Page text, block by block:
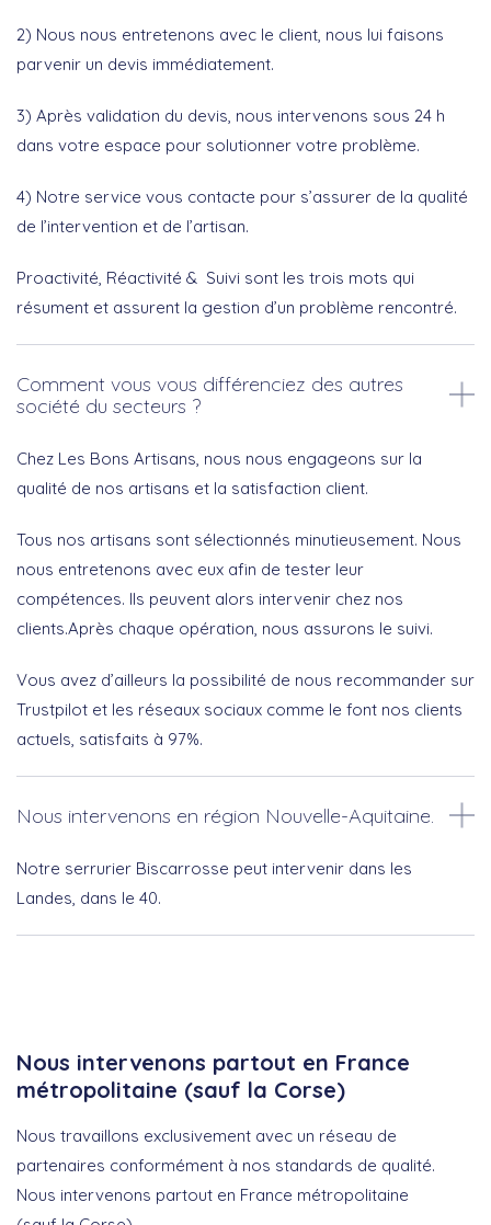
2) Nous nous entretenons avec le client, nous lui faisons
parvenir un devis immédiatement.
3) Après validation du devis, nous intervenons sous 24 h
dans votre espace pour solutionner votre problème.
4) Notre service vous contacte pour s’assurer de la qualité
de l’intervention et de l’artisan.
Proactivité, Réactivité & Suivi sont les trois mots qui
résument et assurent la gestion d’un problème rencontré.
Comment vous vous différenciez des autres
société du secteurs ?
Chez Les Bons Artisans, nous nous engageons sur la
qualité de nos artisans et la satisfaction client.
Tous nos artisans sont sélectionnés minutieusement. Nous
nous entretenons avec eux afin de tester leur
compétences. Ils peuvent alors intervenir chez nos
clients.Après chaque opération, nous assurons le suivi.
Vous avez d’ailleurs la possibilité de nous recommander sur
Trustpilot et les réseaux sociaux comme le font nos clients
actuels, satisfaits à 97%.
Nous intervenons en région Nouvelle-Aquitaine.
Notre serrurier Biscarrosse peut intervenir dans les
Landes, dans le 40.
Nous intervenons partout en France
métropolitaine (sauf la Corse)
Nous travaillons exclusivement avec un réseau de
partenaires conformément à nos standards de qualité.
Nous intervenons partout en France métropolitaine